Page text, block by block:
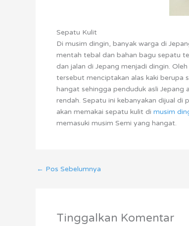
Sepatu Kulit
Di musim dingin, banyak warga di
mentah tebal dan bahan bagu sepatu
dan jalan di Jepang menjadi dingin.
tersebut menciptakan alas kaki berupa
hangat sehingga penduduk asli Jepang
rendah. Sepatu ini kebanyakan dijual di
akan memakai sepatu kulit di musim
memasuki musim Semi yang hangat.
← Pos Sebelumnya
Tinggalkan Komentar